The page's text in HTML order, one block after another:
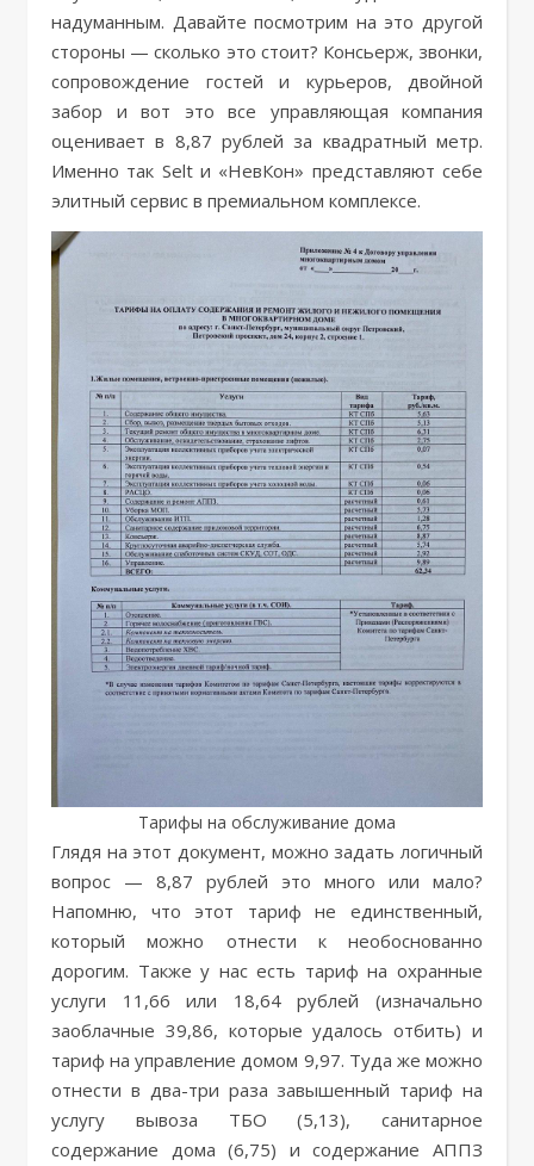
надуманным. Давайте посмотрим на это другой
стороны — сколько это стоит? Консьерж, звонки,
сопровождение гостей и курьеров, двойной
забор и вот это все управляющая компания
оценивает в 8,87 рублей за квадратный метр.
Именно так Selt и «НевКон» представляют себе
элитный сервис в премиальном комплексе.
Тарифы на обслуживание дома
Глядя на этот документ, можно задать логичный
вопрос — 8,87 рублей это много или мало?
Напомню, что этот тариф не единственный,
который можно отнести к необоснованно
дорогим. Также у нас есть тариф на охранные
услуги 11,66 или 18,64 рублей (изначально
заоблачные 39,86, которые удалось отбить) и
тариф на управление домом 9,97. Туда же можно
отнести в два-три раза завышенный тариф на
услугу вывоза ТБО (5,13), санитарное
содержание дома (6,75) и содержание АППЗ